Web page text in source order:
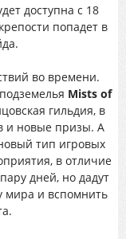
доступна с 18
попадет в
во времени.
Mists of
гильдия, в
и новые призы. А
тип игровых
в отличие
дней, но дадут
мира и вспомнить